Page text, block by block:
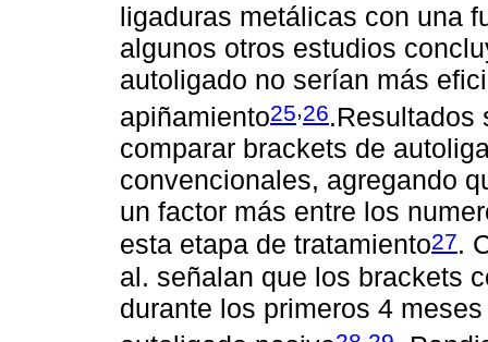
ligaduras metálicas con una
algunos otros estudios
autoligado no serían más
apiñamiento25,26.Resultados
comparar brackets de
convencionales, agregando
un factor más entre los
esta etapa de tratamiento27.
al. señalan que los brackets
durante los primeros 4
,